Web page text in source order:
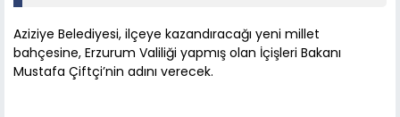
Aziziye Belediyesi, ilçeye kazandıracağı yeni millet
bahçesine, Erzurum Valiliği yapmış olan İçişleri Bakanı
Mustafa Çiftçi’nin adını verecek.